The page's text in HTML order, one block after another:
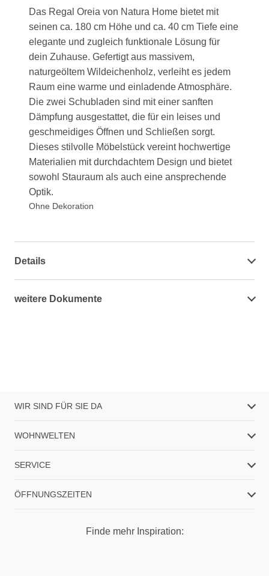
Das Regal Oreia von Natura Home bietet mit
seinen ca. 180 cm Höhe und ca. 40 cm Tiefe eine
elegante und zugleich funktionale Lösung für
dein Zuhause. Gefertigt aus massivem,
naturgeöltem Wildeichenholz, verleiht es jedem
Raum eine warme und einladende Atmosphäre.
Die zwei Schubladen sind mit einer sanften
Dämpfung ausgestattet, die für ein leises und
geschmeidiges Öffnen und Schließen sorgt.
Dieses stilvolle Möbelstück vereint hochwertige
Materialien mit durchdachtem Design und bietet
sowohl Stauraum als auch eine ansprechende
Optik.
Ohne Dekoration
Details
weitere Dokumente
WIR SIND FÜR SIE DA
WOHNWELTEN
SERVICE
ÖFFNUNGSZEITEN
Finde mehr Inspiration: